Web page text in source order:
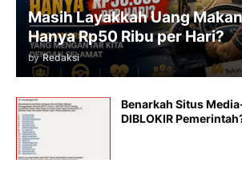
Masih Layakkah Uang
Hanya Rp50 Ribu per Hari?
by Redaksi
Benarkah Situs
DIBLOKIR